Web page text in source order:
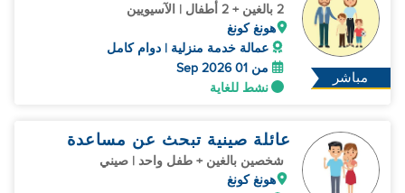
مباشر
2 بالغين + 2 أطفال | الآسيويين
هونغ كونغ
عمالة خدمة منزلية | دوام كامل
من 01 Sep 2026
نشط للغاية
عائلة صينية تبحث عن مساعدة
شخصين بالغين + طفل واحد | صيني
هونغ كونغ